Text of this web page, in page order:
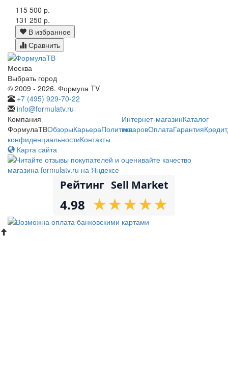
115 500 р.
131 250 р.
В избранное
Сравнить
Москва
Выбрать город
© 2009 - 2026. Формула TV
+7 (495) 929-70-22
info@formulatv.ru
Компания
ФормулаТВОбзорыКарьераПолитика
конфиденциальностиКонтакты
Интернет-магазинКаталог
товаровОплатаГарантияКредит
Карта сайта
Рейтинг Sell Market
4.98 ★
★★
★★
★★
★★
★